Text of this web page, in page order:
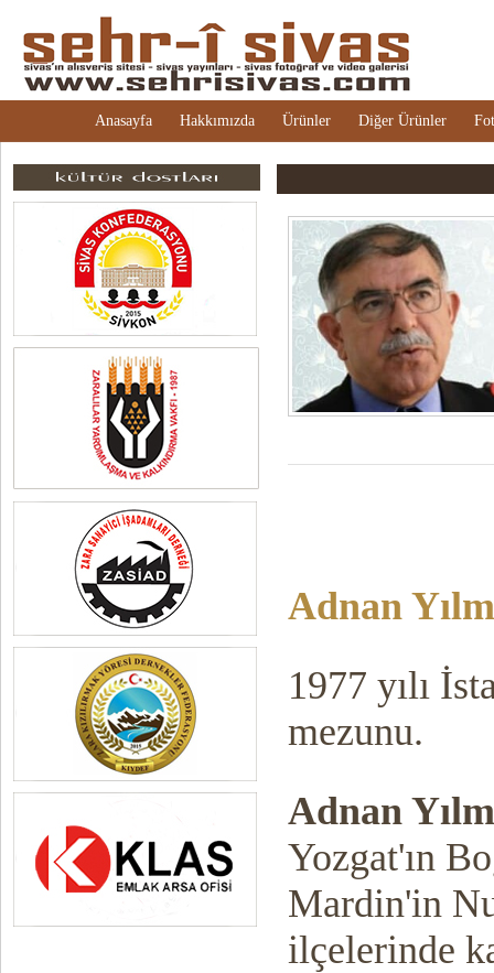
Anasayfa Hakkımızda Ürünler Diğer Ürünler
Adnan
1977 yılı
mezunu.
Adnan
Yozgat'ın
Mardin'in
ilçelerinde